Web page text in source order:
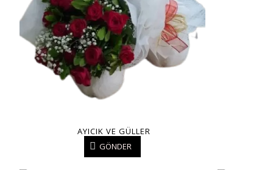
AYICIK VE GÜLLER
GÖNDER